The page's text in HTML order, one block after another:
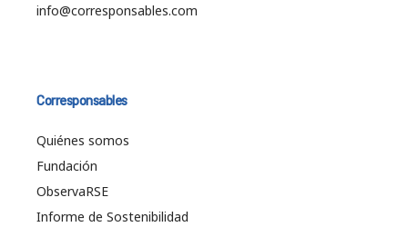
info@corresponsables.com
Corresponsables
Quiénes somos
Fundación
ObservaRSE
Informe de Sostenibilidad